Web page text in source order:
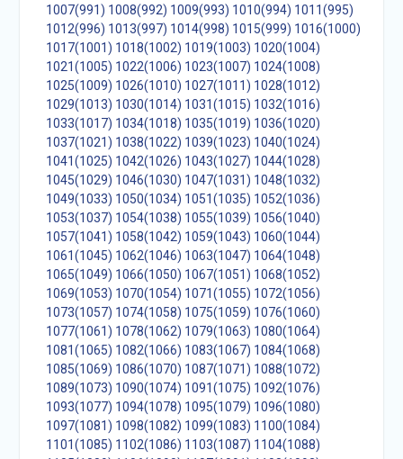
1007(991) 1008(992) 1009(993) 1010(994) 1011(995)
1012(996) 1013(997) 1014(998) 1015(999) 1016(1000)
1017(1001) 1018(1002) 1019(1003) 1020(1004)
1021(1005) 1022(1006) 1023(1007) 1024(1008)
1025(1009) 1026(1010) 1027(1011) 1028(1012)
1029(1013) 1030(1014) 1031(1015) 1032(1016)
1033(1017) 1034(1018) 1035(1019) 1036(1020)
1037(1021) 1038(1022) 1039(1023) 1040(1024)
1041(1025) 1042(1026) 1043(1027) 1044(1028)
1045(1029) 1046(1030) 1047(1031) 1048(1032)
1049(1033) 1050(1034) 1051(1035) 1052(1036)
1053(1037) 1054(1038) 1055(1039) 1056(1040)
1057(1041) 1058(1042) 1059(1043) 1060(1044)
1061(1045) 1062(1046) 1063(1047) 1064(1048)
1065(1049) 1066(1050) 1067(1051) 1068(1052)
1069(1053) 1070(1054) 1071(1055) 1072(1056)
1073(1057) 1074(1058) 1075(1059) 1076(1060)
1077(1061) 1078(1062) 1079(1063) 1080(1064)
1081(1065) 1082(1066) 1083(1067) 1084(1068)
1085(1069) 1086(1070) 1087(1071) 1088(1072)
1089(1073) 1090(1074) 1091(1075) 1092(1076)
1093(1077) 1094(1078) 1095(1079) 1096(1080)
1097(1081) 1098(1082) 1099(1083) 1100(1084)
1101(1085) 1102(1086) 1103(1087) 1104(1088)